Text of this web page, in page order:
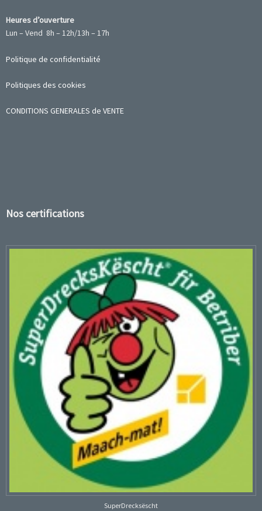
Heures d’ouverture
Lun – Vend 8h – 12h/13h – 17h
Politique de confidentialité
Politiques des cookies
CONDITIONS GENERALES de VENTE
Nos certifications
SuperDrecksëscht